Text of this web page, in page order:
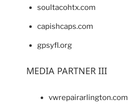
soultacohtx.com
capishcaps.com
gpsyfl.org
MEDIA PARTNER III
vwrepairarlington.com